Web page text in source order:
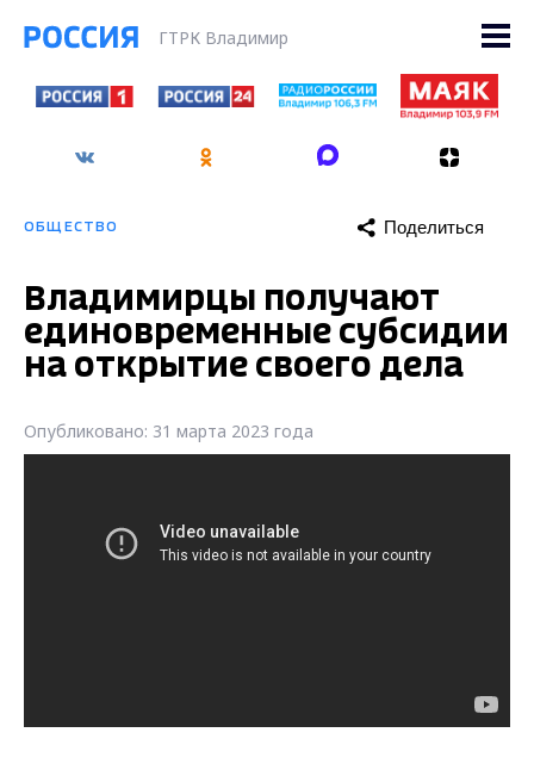
ГТРК Владимир
ОБЩЕСТВО Поделиться
Владимирцы получают
единовременные субсидии
на открытие своего дела
Опубликовано: 31 марта 2023 года